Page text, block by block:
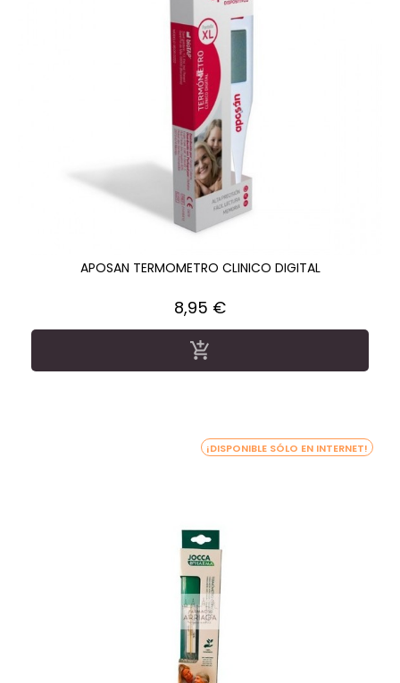
APOSAN TERMOMETRO CLINICO DIGITAL
Precio
8,95 €

¡DISPONIBLE SÓLO EN INTERNET!